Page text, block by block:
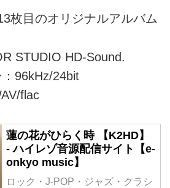
枚目のオリジナルアルバム
STUDIO HD-Sound.
96kHz/24bit
flac
蓮の花がひらく時 【K2HD】
- ハイレゾ音源配信サイト【e-
onkyo music】
ロック・J-POP・ジャズ・クラシ